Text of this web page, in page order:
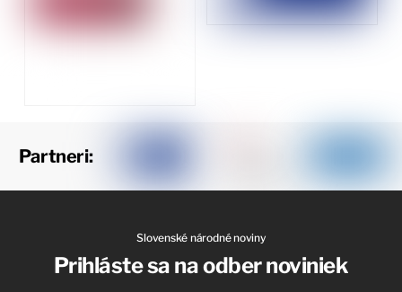
Partneri:
Slovenské národné noviny
Prihláste sa na odber noviniek